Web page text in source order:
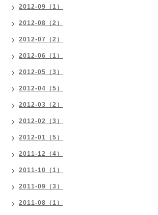
2012-09（1）
2012-08（2）
2012-07（2）
2012-06（1）
2012-05（3）
2012-04（5）
2012-03（2）
2012-02（3）
2012-01（5）
2011-12（4）
2011-10（1）
2011-09（3）
2011-08（1）